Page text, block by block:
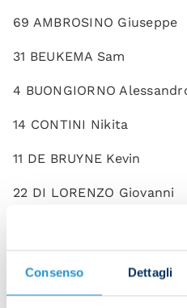
Consenso Dettagli
69 AMBROSINO Giuseppe
31 BEUKEMA Sam
4 BUONGIORNO
14 CONTINI Nikita
11 DE BRUYNE Kevin
22 DI LORENZO Giovanni
3 GUTIERREZ Miguel